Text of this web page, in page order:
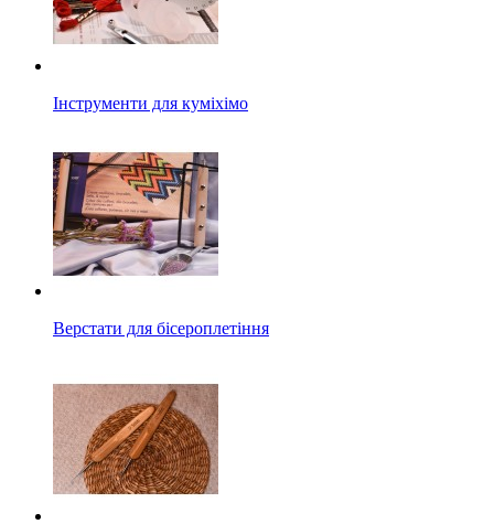
Інструменти для куміхімо
Верстати для бісероплетіння